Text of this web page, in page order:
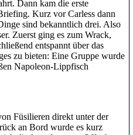
Dann kam die erste
Kurz vor Carless dann
sind bekanntlich drei. Also
Zuerst ging es zum Wrack,
entspannt über das
zu bieten: Eine Gruppe wurde
Napoleon-Lippfisch
Füsilieren direkt unter der
an Bord wurde es kurz